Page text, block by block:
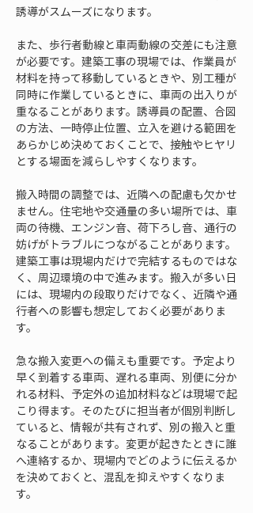
誘導がスムーズになります。
また、歩行者動線と車両動線の交差にも注意
が必要です。建築工事の現場では、作業員が
材料を持って移動しているときや、別工種が
同時に作業しているときに、車両の出入りが
重なることがあります。誘導員の配置、合図
の方法、一時停止位置、立入を避ける範囲を
あらかじめ決めておくことで、接触やヒヤリ
とする場面を減らしやすくなります。
搬入時間の調整では、近隣への配慮も欠かせ
ません。住宅地や交通量の多い場所では、車
両の待機、エンジン音、荷下ろし音、通行の
妨げがトラブルにつながることがあります。
建築工事は現場内だけで完結するものではな
く、周辺環境の中で進みます。搬入が多い日
には、現場内の段取りだけでなく、近隣や通
行者への影響も想定しておく必要がありま
す。
急な搬入変更への備えも重要です。予定より
早く到着する車両、遅れる車両、別便に分か
れる材料、予定外の追加材料などは現場で起
こり得ます。そのたびに担当者が個別判断し
ていると、情報が共有されず、別の搬入と重
なることがあります。変更が起きたときに誰
へ連絡するか、現場内でどのように伝えるか
を決めておくと、混乱を抑えやすくなりま
す。